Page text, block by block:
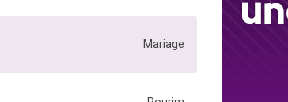
Mariage